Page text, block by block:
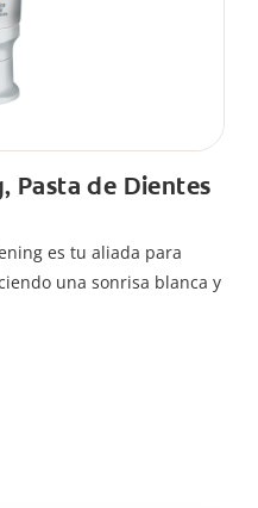
Pasta de Dientes
es tu aliada para
una sonrisa blanca y